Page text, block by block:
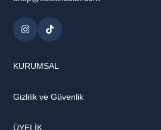
KURUMSAL
Gizlilik ve Güvenlik
ÜYELİK